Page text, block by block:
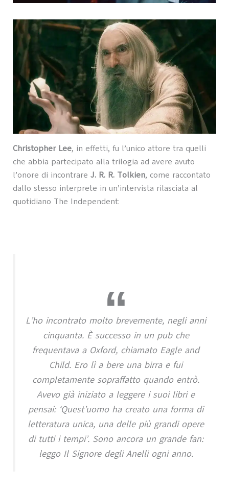
Christopher Lee, in effetti, fu l’unico attore tra quelli
che abbia partecipato alla trilogia ad avere avuto
l’onore di incontrare J. R. R. Tolkien, come raccontato
dallo stesso interprete in un’intervista rilasciata al
quotidiano The Independent:
L’ho incontrato molto brevemente, negli anni
cinquanta. È successo in un pub che
frequentava a Oxford, chiamato Eagle and
Child. Ero lì a bere una birra e fui
completamente sopraffatto quando entrò.
Avevo già iniziato a leggere i suoi libri e
pensai: ‘Quest’uomo ha creato una forma di
letteratura unica, una delle più grandi opere
di tutti i tempi’. Sono ancora un grande fan:
leggo Il Signore degli Anelli ogni anno.